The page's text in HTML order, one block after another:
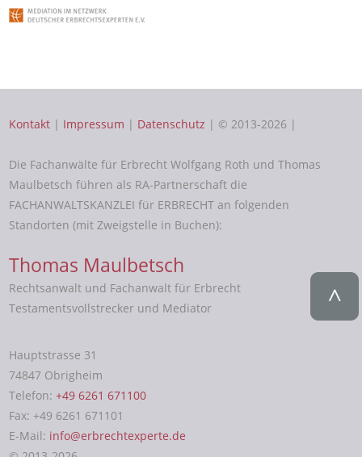
Kontakt | Impressum | Datenschutz | © 2013-2026 |
Die Fachanwälte für Erbrecht Wolfgang Roth und Thomas
Maulbetsch führen als RA-Partnerschaft die
FACHANWALTSKANZLEI für ERBRECHT an folgenden
Standorten (mit Zweigstelle in Buchen):
Thomas Maulbetsch
Rechtsanwalt und Fachanwalt für Erbrecht
Testamentsvollstrecker und Mediator
Hauptstrasse 31
74847 Obrigheim
Telefon:+49 6261 671100
Fax: +49 6261 671101
E-Mail: info@erbrechtexperte.de